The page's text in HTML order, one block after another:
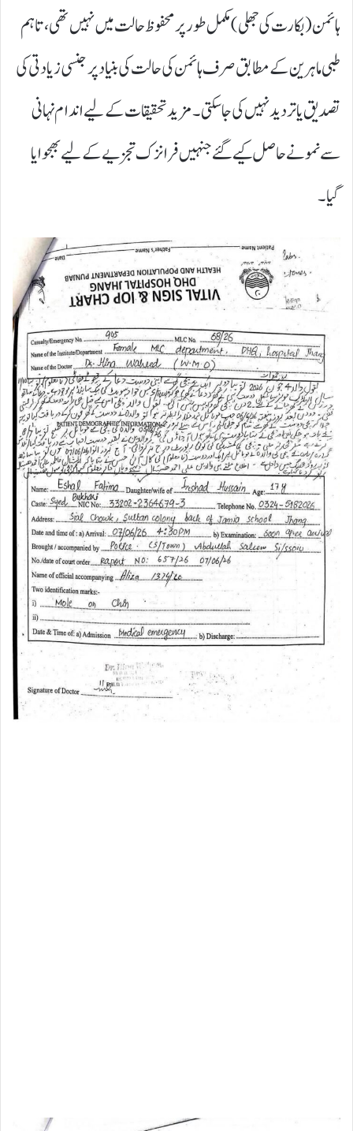
ہائمن (بکارت کی جھلی) مکمل طور پر محفوظ حالت میں نہیں تھی، تاہم
طبی ماہرین کے مطابق صرف ہائمن کی حالت کی بنیاد پر جنسی زیادتی کی
تصدیق یا تردید نہیں کی جا سکتی۔ مزید تحقیقات کے لیے اندام نہانی
سے نمونے حاصل کیے گئے جنہیں فرانزک تجزیے کے لیے بھجوایا
گیا۔